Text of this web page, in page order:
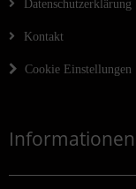
Datenschutzerklärung
Kontakt
Cookie Einstellungen
Informationen